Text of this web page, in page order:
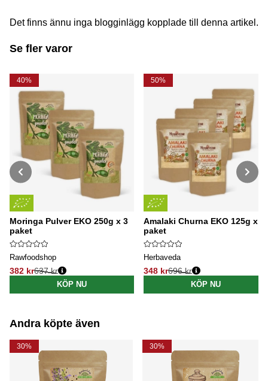
Det finns ännu inga blogginlägg kopplade till denna artikel.
Se fler varor
40%
Moringa Pulver EKO 250g x 3
paket
Rawfoodshop
382 kr
Ordinarie pris:
637 kr
KÖP NU
50%
Amalaki Churna EKO 125g x 5
paket
Herbaveda
348 kr
Ordinarie pris:
696 kr
KÖP NU
Andra köpte även
30% 30%